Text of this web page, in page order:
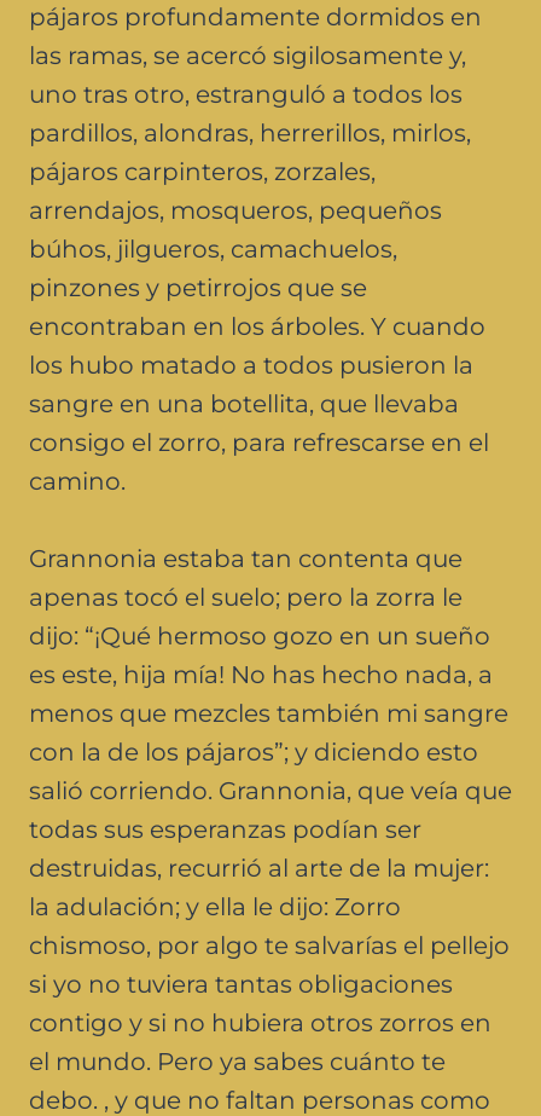
pájaros profundamente dormidos en
las ramas, se acercó sigilosamente y,
uno tras otro, estranguló a todos los
pardillos, alondras, herrerillos, mirlos,
pájaros carpinteros, zorzales,
arrendajos, mosqueros, pequeños
búhos, jilgueros, camachuelos,
pinzones y petirrojos que se
encontraban en los árboles. Y cuando
los hubo matado a todos pusieron la
sangre en una botellita, que llevaba
consigo el zorro, para refrescarse en el
camino.
Grannonia estaba tan contenta que
apenas tocó el suelo; pero la zorra le
dijo: “¡Qué hermoso gozo en un sueño
es este, hija mía! No has hecho nada, a
menos que mezcles también mi sangre
con la de los pájaros”; y diciendo esto
salió corriendo. Grannonia, que veía que
todas sus esperanzas podían ser
destruidas, recurrió al arte de la mujer:
la adulación; y ella le dijo: Zorro
chismoso, por algo te salvarías el pellejo
si yo no tuviera tantas obligaciones
contigo y si no hubiera otros zorros en
el mundo. Pero ya sabes cuánto te
debo. , y que no faltan personas como